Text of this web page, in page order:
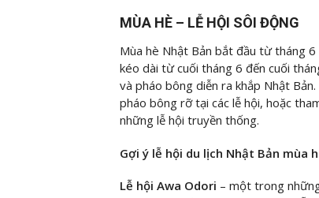
MÙA HÈ – LỄ HỘI SÔI ĐỘNG
Mùa hè Nhật Bản bắt đầu từ tháng
kéo dài từ cuối tháng 6 đến cuối
và pháo bông diễn ra khắp Nhật
pháo bông rỡ tại các lễ hội, hoặc
những lễ hội truyền thống.
Gợi ý lễ hội du lịch Nhật Bản mùa
Lễ hội Awa Odori – một trong